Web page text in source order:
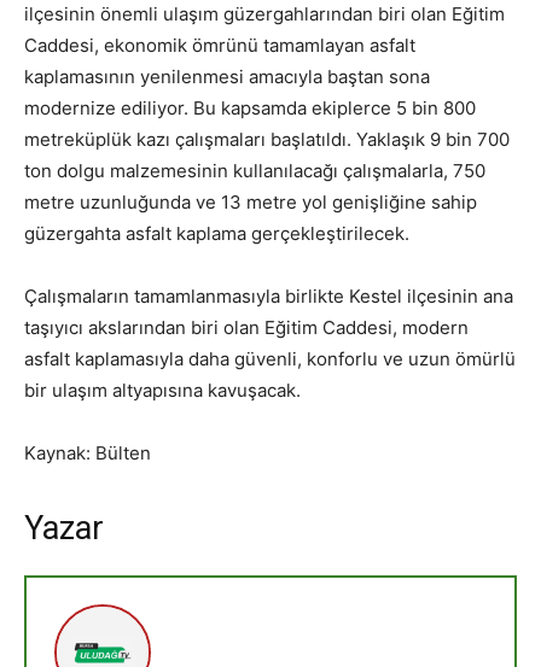
ilçesinin önemli ulaşım güzergahlarından biri olan Eğitim
Caddesi, ekonomik ömrünü tamamlayan asfalt
kaplamasının yenilenmesi amacıyla baştan sona
modernize ediliyor. Bu kapsamda ekiplerce 5 bin 800
metreküplük kazı çalışmaları başlatıldı. Yaklaşık 9 bin 700
ton dolgu malzemesinin kullanılacağı çalışmalarla, 750
metre uzunluğunda ve 13 metre yol genişliğine sahip
güzergahta asfalt kaplama gerçekleştirilecek.
Çalışmaların tamamlanmasıyla birlikte Kestel ilçesinin ana
taşıyıcı akslarından biri olan Eğitim Caddesi, modern
asfalt kaplamasıyla daha güvenli, konforlu ve uzun ömürlü
bir ulaşım altyapısına kavuşacak.
Kaynak: Bülten
Yazar